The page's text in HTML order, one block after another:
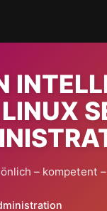
– kompetent